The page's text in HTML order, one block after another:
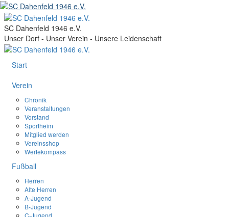
SC Dahenfeld 1946 e.V.
Unser Dorf - Unser Verein - Unsere Leidenschaft
Start
Verein
Chronik
Veranstaltungen
Vorstand
Sportheim
Mitglied werden
Vereinsshop
Wertekompass
Fußball
Herren
Alte Herren
A-Jugend
B-Jugend
C-Jugend